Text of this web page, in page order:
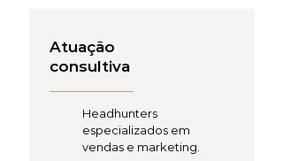
Atuação
consultiva
Headhunters
especializados em
vendas e marketing.